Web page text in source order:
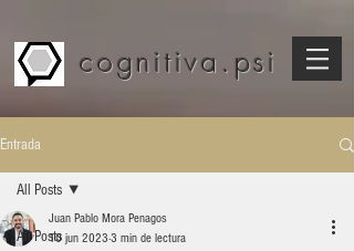
cognitiva.psi
Entrada
All Posts
All Posts
Juan Pablo Mora Penagos
10 jun 2023 3 min de lectura